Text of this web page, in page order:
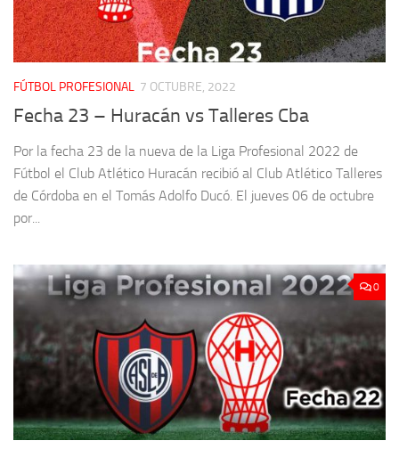
FÚTBOL PROFESIONAL 7 OCTUBRE, 2022
Fecha 23 – Huracán vs Talleres Cba
Por la fecha 23 de la nueva de la Liga Profesional 2022 de
Fútbol el Club Atlético Huracán recibió al Club Atlético Talleres
de Córdoba en el Tomás Adolfo Ducó. El jueves 06 de octubre
por...
0